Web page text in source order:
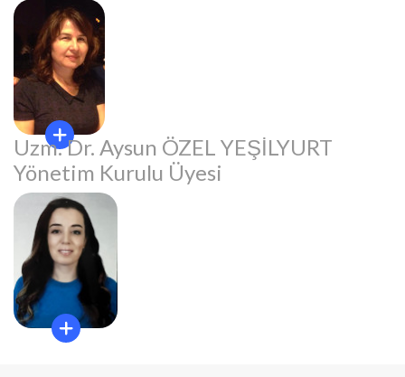
Uzm. Dr. Aysun ÖZEL YEŞİLYURT
Yönetim Kurulu Üyesi